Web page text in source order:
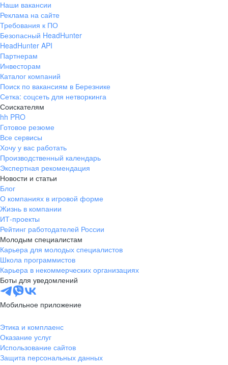
Наши вакансии
Реклама на сайте
Требования к ПО
Безопасный HeadHunter
HeadHunter API
Партнерам
Инвесторам
Каталог компаний
Поиск по вакансиям в Березнике
Сетка: соцсеть для нетворкинга
Соискателям
hh PRO
Готовое резюме
Все сервисы
Хочу у вас работать
Производственный календарь
Экспертная рекомендация
Новости и статьи
Блог
О компаниях в игровой форме
Жизнь в компании
ИТ-проекты
Рейтинг работодателей России
Молодым специалистам
Карьера для молодых специалистов
Школа программистов
Карьера в некоммерческих организациях
Боты для уведомлений
Мобильное приложение
Этика и комплаенс
Оказание услуг
Использование сайтов
Защита персональных данных